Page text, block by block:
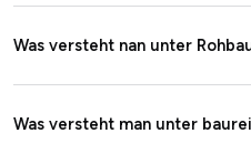
Was versteht nan unter
Was versteht man unter